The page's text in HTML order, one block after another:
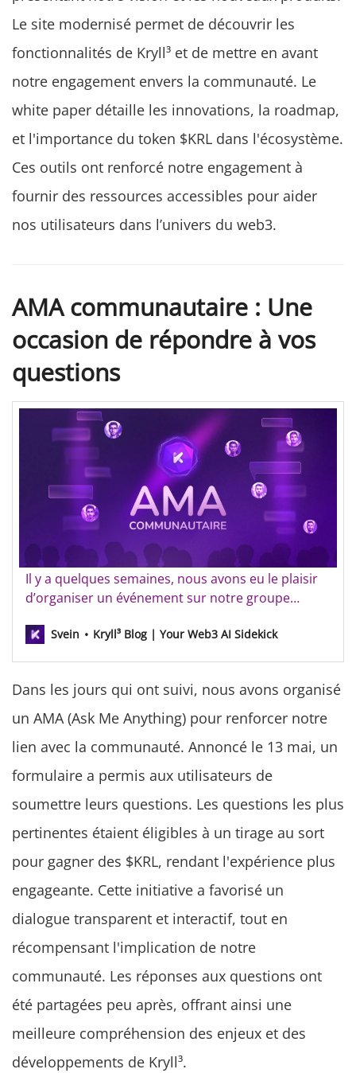
Le site modernisé permet de découvrir les
fonctionnalités de Kryll³ et de mettre en avant
notre engagement envers la communauté. Le
white paper détaille les innovations, la roadmap,
et l'importance du token $KRL dans l'écosystème.
Ces outils ont renforcé notre engagement à
fournir des ressources accessibles pour aider
nos utilisateurs dans l’univers du web3.
AMA communautaire : Une
occasion de répondre à vos
questions
AMA Communautaire Kryll³
Il y a quelques semaines, nous avons eu le plaisir
d’organiser un événement sur notre groupe
communauté a eu l’occasion de poser des
fait preuve. Parmi tout…
Svein Kryll³ Blog | Your Web3 AI Sidekick
Dans les jours qui ont suivi, nous avons organisé
un AMA (Ask Me Anything) pour renforcer notre
lien avec la communauté. Annoncé le 13 mai, un
formulaire a permis aux utilisateurs de
soumettre leurs questions. Les questions les plus
pertinentes étaient éligibles à un tirage au sort
pour gagner des $KRL, rendant l'expérience plus
engageante. Cette initiative a favorisé un
dialogue transparent et interactif, tout en
récompensant l'implication de notre
communauté. Les réponses aux questions ont
été partagées peu après, offrant ainsi une
meilleure compréhension des enjeux et des
développements de Kryll³.